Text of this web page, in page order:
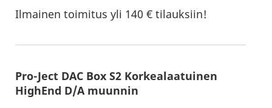
Ilmainen toimitus yli 140 € tilauksiin!
Pro-Ject DAC Box S2 Korkealaatuinen
HighEnd D/A muunnin